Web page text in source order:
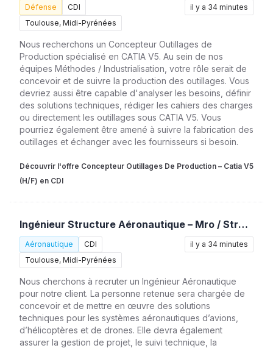
Défense
CDI
Toulouse, Midi-Pyrénées
il y a 34 minutes
Nous recherchons un Concepteur Outillages de
Production spécialisé en CATIA V5. Au sein de nos
équipes Méthodes / Industrialisation, votre rôle serait de
concevoir et de suivre la production des outillages. Vous
devriez aussi être capable d'analyser les besoins, définir
des solutions techniques, rédiger les cahiers des charges
ou directement les outillages sous CATIA V5. Vous
pourriez également être amené à suivre la fabrication des
outillages et échanger avec les fournisseurs si besoin.
Découvrir l'offre Concepteur Outillages De Production – Catia V5
(H/F) en CDI
Ingénieur Structure Aéronautique – Mro / Stress (H/F)
Aéronautique
CDI
Toulouse, Midi-Pyrénées
il y a 34 minutes
Nous cherchons à recruter un Ingénieur Aéronautique
pour notre client. La personne retenue sera chargée de
concevoir et de mettre en œuvre des solutions
techniques pour les systèmes aéronautiques d’avions,
d’hélicoptères et de drones. Elle devra également
assurer la gestion de projet, le suivi technique, la